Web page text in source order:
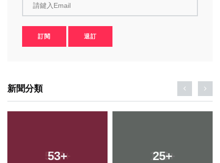
請鍵入Email
訂閱 退訂
新聞分類
53+ 25+